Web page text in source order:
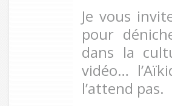
Je vous
pour
dans la
vidéo…
l’attend pas.